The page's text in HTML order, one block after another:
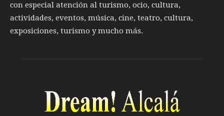
con especial atención al turismo, ocio, cultura,
actividades, eventos, música, cine, teatro, cultura,
exposiciones, turismo y mucho más.